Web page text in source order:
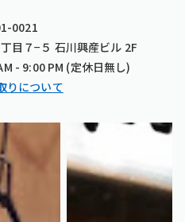
0021
目７−５ 石川興産ビル 2F
- 9:00 PM (定休日無し)
りについて